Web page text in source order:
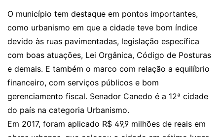
O município tem destaque em pontos importantes,
como urbanismo em que a cidade teve bom índice
devido às ruas pavimentadas, legislação específica
com boas atuações, Lei Orgânica, Código de Posturas
e demais. E também o marco com relação a equilíbrio
financeiro, com serviços públicos e bom
gerenciamento fiscal. Senador Canedo é a 12ª cidade
do país na categoria Urbanismo.
Em 2017, foram aplicado R$ 49,9 milhões de reais em